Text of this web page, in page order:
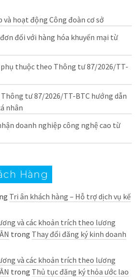
và hoạt động Công đoàn cơ sở
đối với hàng hóa khuyến mại từ
thuộc theo Thông tư 87/2026/TT-
tư 87/2026/TT-BTC hướng dẫn
nhân
doanh nghiệp công nghệ cao từ
Hàng
Tri ân khách hàng – Hỗ trợ dịch vụ kế
và các khoản trích theo lương
trong Thay đổi đăng ký kinh doanh
và các khoản trích theo lương
trong Thủ tục đăng ký thỏa ước lao